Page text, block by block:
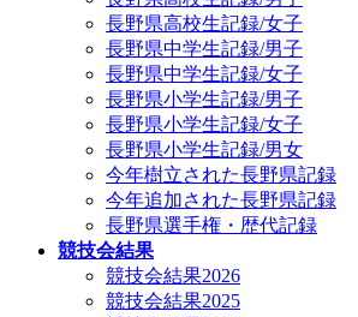
長野県高校生記録/女子
長野県中学生記録/男子
長野県中学生記録/女子
長野県小学生記録/男子
長野県小学生記録/女子
長野県小学生記録/男女
今年樹立された長野県記録
今年追加された長野県記録
長野県選手権・歴代記録
競技会結果
競技会結果2026
競技会結果2025